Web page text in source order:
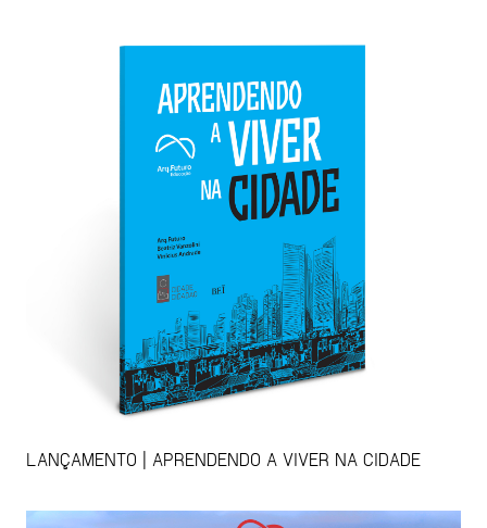
LANÇAMENTO | APRENDENDO A VIVER NA CIDADE